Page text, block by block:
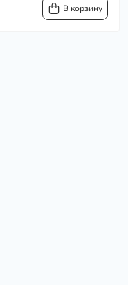
В корзину